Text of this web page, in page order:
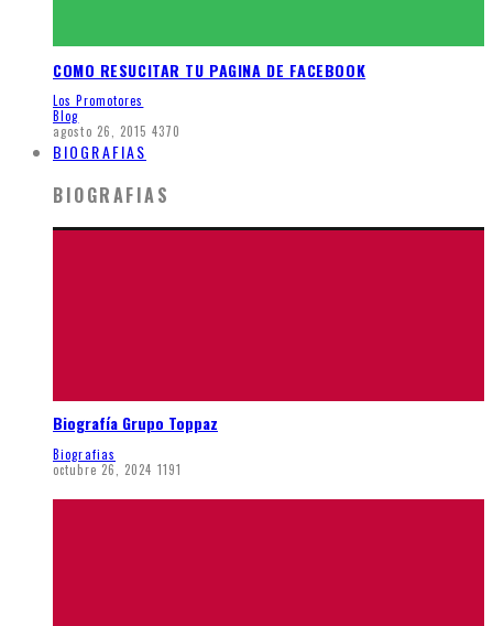
COMO RESUCITAR TU PAGINA DE FACEBOOK
Los Promotores
Blog
agosto 26, 2015 4370
BIOGRAFIAS
BIOGRAFIAS
Biografía Grupo Toppaz
Biografias
octubre 26, 2024 1191